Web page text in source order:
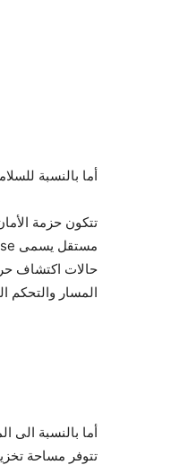
أما بالنسبة
تتكون حزمة
حالات اكتشاف
المسار والتحكم
أما بالنسبة الى
تتوفر مساحة